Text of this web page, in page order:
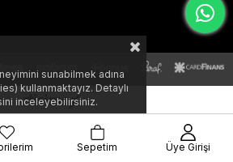
sunabilmek adına
kullanmaktayız. Detaylı
inceleyebilirsiniz.
Sepetim Üye Girişi